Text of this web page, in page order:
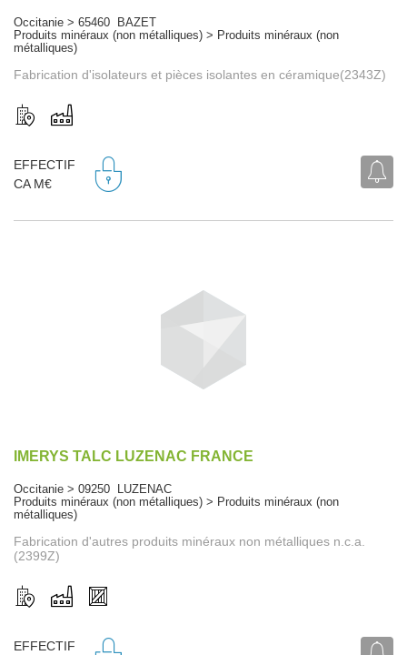
Occitanie > 65460 BAZET
Produits minéraux (non métalliques) > Produits minéraux (non
métalliques)
Fabrication d'isolateurs et pièces isolantes en céramique(2343Z)
EFFECTIF
CA M€
IMERYS TALC LUZENAC FRANCE
Occitanie > 09250 LUZENAC
Produits minéraux (non métalliques) > Produits minéraux (non
métalliques)
Fabrication d'autres produits minéraux non métalliques n.c.a.
(2399Z)
EFFECTIF